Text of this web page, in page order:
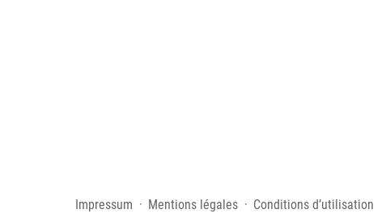
Impressum Mentions légales Conditions d’utilisation